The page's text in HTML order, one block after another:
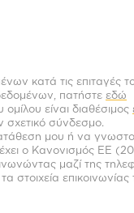
κατά τις επιταγές
πατήστε εδώ
είναι διαθέσιμος
σχετικό σύνδεσμο.
μου ή να
ο Κανονισμός ΕΕ
μαζί της
στοιχεία